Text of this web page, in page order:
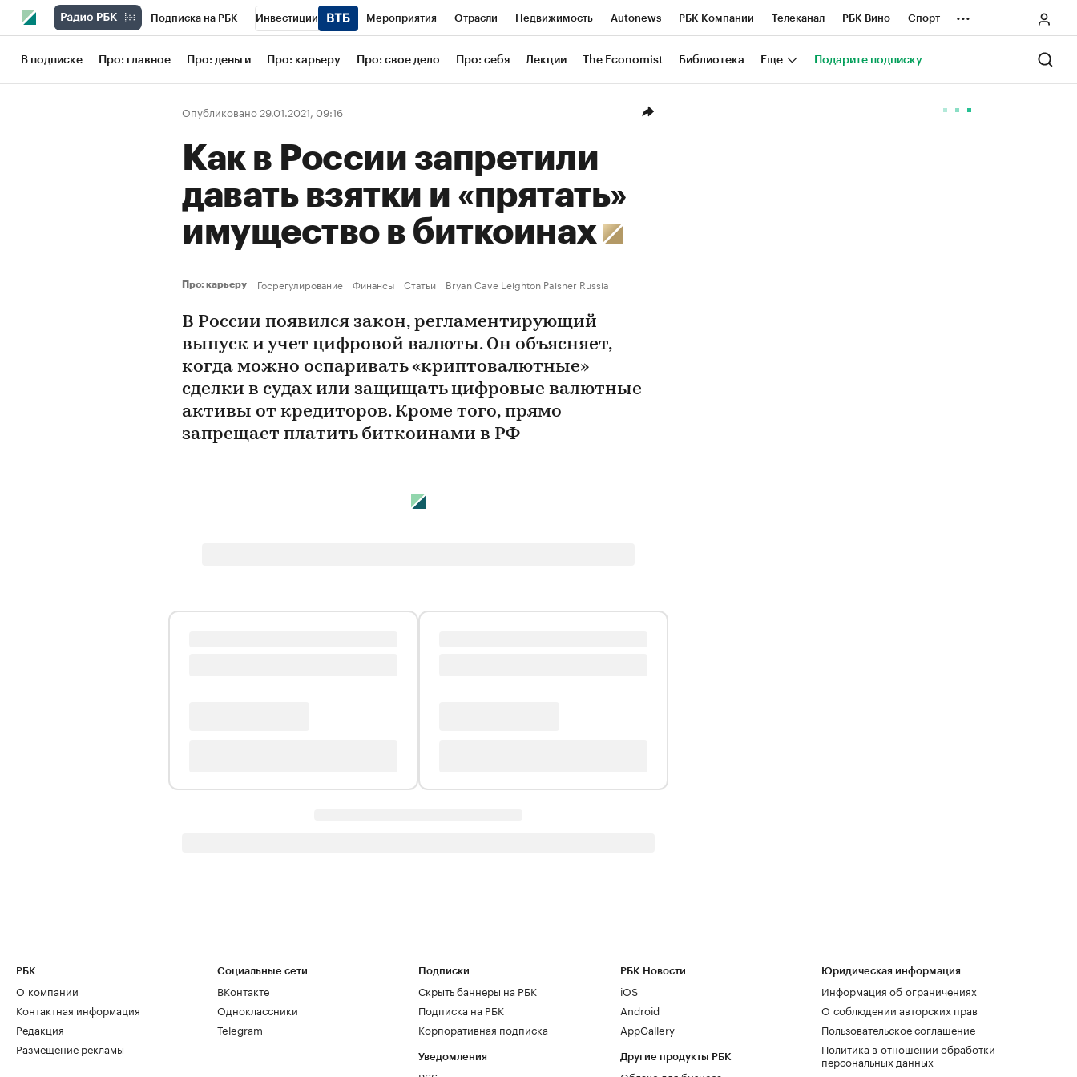
Подписка на РБК Инвестиции Мероприятия Отрасли Недвижимость Autonews РБК Компании Телеканал РБК Вино Спорт
Школа управления РБК РБК Образование РБК Life Тренды Визионеры Национальные проекты Город
Рынок наличной валюты
...
В подписке Про: главное Про: деньги Про: карьеру Про: свое дело Про: себя Лекции The Economist Библиотека Еще Подарите подписку
Опубликовано 29.01.2021, 09:16
Как в России запретили
давать взятки и «прятать»
имущество в биткоинах
Про: карьеру Госрегулирование Финансы Статьи Bryan Cave Leighton Paisner Russia
В России появился закон, регламентирующий
выпуск и учет цифровой валюты. Он объясняет,
когда можно оспаривать «криптовалютные»
сделки в судах или защищать цифровые валютные
активы от кредиторов. Кроме того, прямо
запрещает платить биткоинами в РФ
РБК
О компании
Контактная информация
Редакция
Размещение рекламы
Социальные сети
ВКонтакте
Одноклассники
Telegram
Подписки
Скрыть баннеры на РБК
Подписка на РБК
Корпоративная подписка
Уведомления
РБК Новости
iOS
Android
AppGallery
Другие продукты РБК
Юридическая информация
Информация об ограничениях
О соблюдении авторских прав
Пользовательское соглашение
Политика в отношении обработки
персональных данных